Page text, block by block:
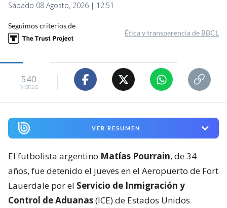
Sábado 08 Agosto, 2026 | 12:51
Seguimos criterios de
Ética y transparencia de BBCL
540
visitas
VER RESUMEN
El futbolista argentino Matías Pourrain, de 34
años, fue detenido el jueves en el Aeropuerto de Fort
Lauerdale por el Servicio de Inmigración y
Control de Aduanas(ICE) de Estados Unidos